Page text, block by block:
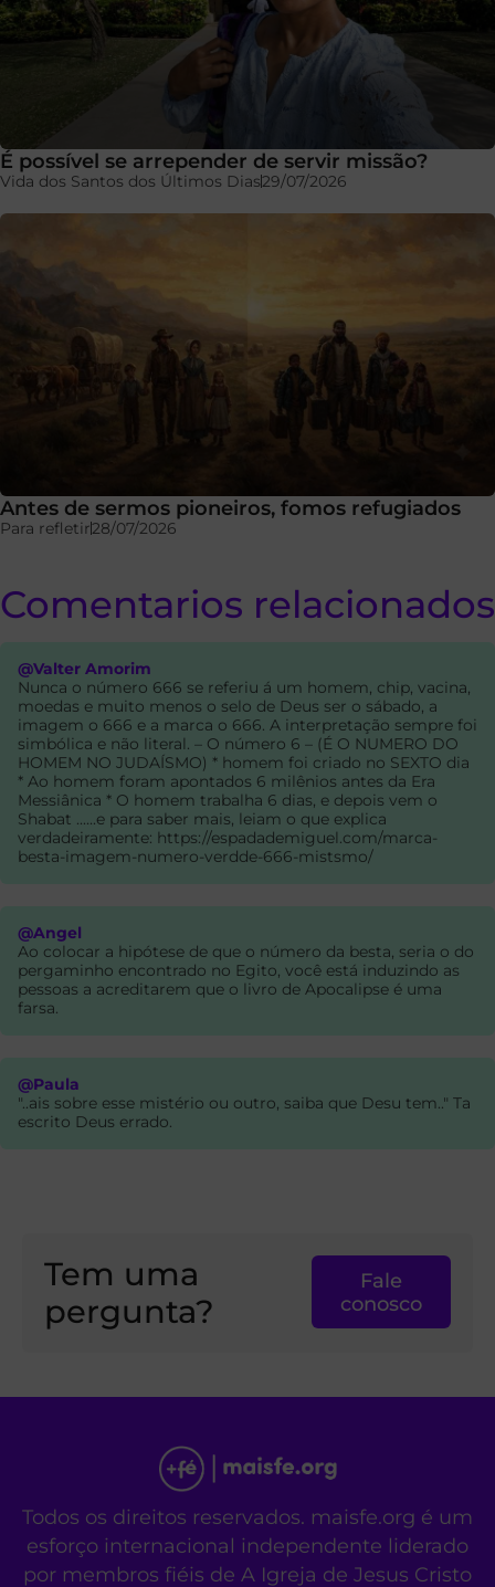
É possível se arrepender de servir missão?
Vida dos Santos dos Últimos Dias29/07/2026
Antes de sermos pioneiros, fomos refugiados
Para refletir28/07/2026
Comentarios relacionados
@Valter Amorim
Nunca o número 666 se referiu á um homem, chip, vacina,
moedas e muito menos o selo de Deus ser o sábado, a
imagem o 666 e a marca o 666. A interpretação sempre foi
simbólica e não literal. – O número 6 – (É O NUMERO DO
HOMEM NO JUDAÍSMO) * homem foi criado no SEXTO dia
* Ao homem foram apontados 6 milênios antes da Era
Messiânica * O homem trabalha 6 dias, e depois vem o
Shabat ......e para saber mais, leiam o que explica
verdadeiramente: https://espadademiguel.com/marca-
besta-imagem-numero-verdde-666-mistsmo/
@Angel
Ao colocar a hipótese de que o número da besta, seria o do
pergaminho encontrado no Egito, você está induzindo as
pessoas a acreditarem que o livro de Apocalipse é uma
farsa.
@Paula
"..ais sobre esse mistério ou outro, saiba que Desu tem.." Ta
escrito Deus errado.
Tem uma
pergunta?
Fale
conosco
Todos os direitos reservados. maisfe.org é um
esforço internacional independente liderado
por membros fiéis de A Igreja de Jesus Cristo